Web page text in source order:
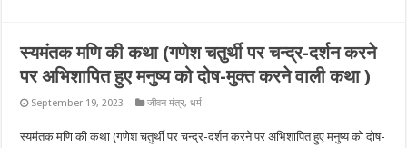
स्यमंतक मणि की कथा (गणेश चतुर्थी पर चन्द्र-दर्शन करने
पर अभिशापित हुए मनुष्य को दोष-मुक्त करने वाली कथा )
September 19, 2023 जीवन मंत्र,धर्म
स्यमंतक मणि की कथा (गणेश चतुर्थी पर चन्द्र-दर्शन करने पर अभिशापित हुए मनुष्य को दोष-